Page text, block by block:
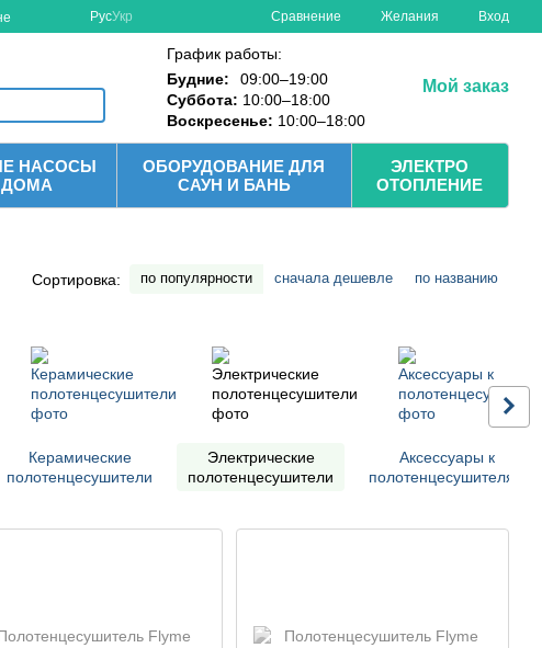
РусУкр Сравнение Желания Вход
График работы:
Будние:
09:00–19:00
Суббота: 10:00–18:00
Воскресенье: 10:00–18:00
Мой заказ
НАСОСЫ
ОБОРУДОВАНИЕ ДЛЯ
САУН И БАНЬ
ЭЛЕКТРО
ОТОПЛЕНИЕ
Сортировка: по популярности сначала дешевле по названию
Керамические
полотенцесушители
Электрические
полотенцесушители
Аксессуары к
полотенцесушителям